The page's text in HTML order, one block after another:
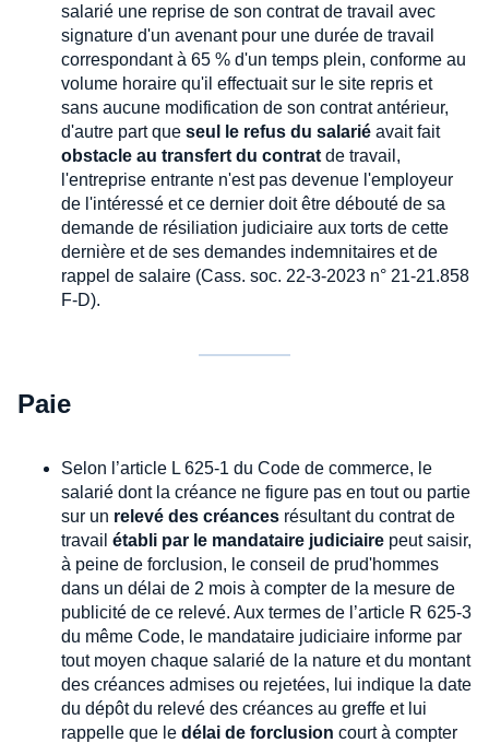
salarié une reprise de son contrat de travail avec
signature d'un avenant pour une durée de travail
correspondant à 65 % d'un temps plein, conforme au
volume horaire qu'il effectuait sur le site repris et
sans aucune modification de son contrat antérieur,
d'autre part que seul le refus du salarié avait fait
obstacle au transfert du contrat de travail,
l'entreprise entrante n'est pas devenue l'employeur
de l'intéressé et ce dernier doit être débouté de sa
demande de résiliation judiciaire aux torts de cette
dernière et de ses demandes indemnitaires et de
rappel de salaire (Cass. soc. 22-3-2023 n° 21-21.858
F-D).
Paie
Selon l’article L 625-1 du Code de commerce, le
salarié dont la créance ne figure pas en tout ou partie
sur un relevé des créances résultant du contrat de
travail établi par le mandataire judiciaire peut saisir,
à peine de forclusion, le conseil de prud'hommes
dans un délai de 2 mois à compter de la mesure de
publicité de ce relevé. Aux termes de l’article R 625-3
du même Code, le mandataire judiciaire informe par
tout moyen chaque salarié de la nature et du montant
des créances admises ou rejetées, lui indique la date
du dépôt du relevé des créances au greffe et lui
rappelle que le délai de forclusion court à compter